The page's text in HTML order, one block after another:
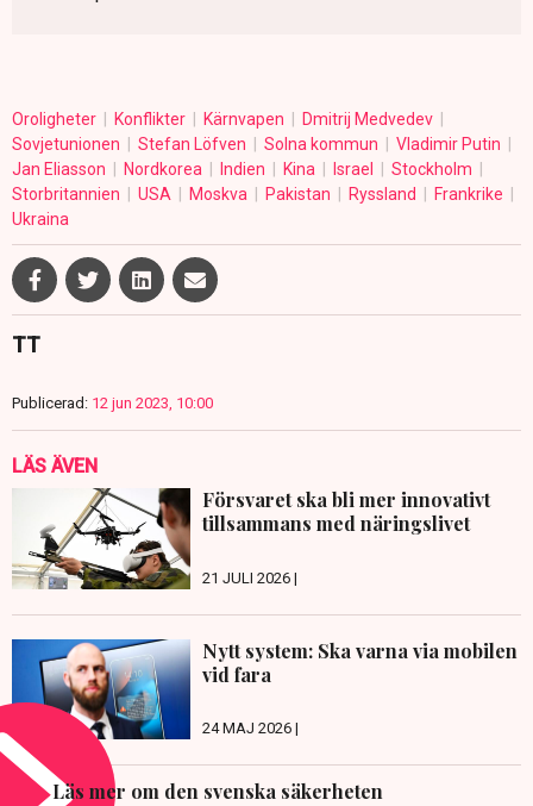
Oroligheter Konflikter Kärnvapen
Dmitrij Medvedev
Sovjetunionen
Stefan Löfven Solna kommun
Vladimir Putin
Jan Eliasson
Nordkorea Indien Kina Israel
Stockholm
Storbritannien
USA Moskva Pakistan Ryssland
Frankrike
Ukraina
TT
Publicerad: 12 jun 2023, 10:00
LÄS ÄVEN
Försvaret ska bli mer innovativt
tillsammans med näringslivet
21 JULI 2026 |
Nytt system: Ska varna via mobilen
vid fara
24 MAJ 2026 |
Läs mer om den svenska säkerheten